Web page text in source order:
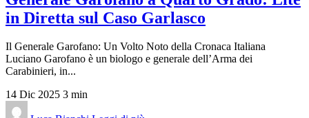
in Diretta sul Caso Garlasco
Il Generale Garofano: Un Volto Noto della Cronaca Italiana
Luciano Garofano è un biologo e generale dell’Arma dei
Carabinieri, in...
14 Dic 2025 3 min